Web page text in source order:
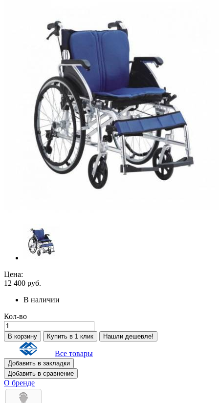
Цена:
12 400 руб.
В наличии
Кол-во
В корзину Купить в 1 клик Нашли дешевле!
Все товары
Добавить в закладки
Добавить в сравнение
О бренде